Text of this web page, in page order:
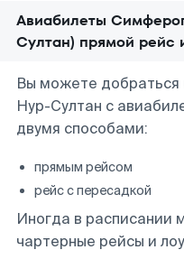
Авиабилеты
Султан) прямой рейс
Вы можете
Нур-Султан с
двумя способами:
прямым рейсом
рейс с пересадкой
Иногда в расписании
чартерные рейсы и